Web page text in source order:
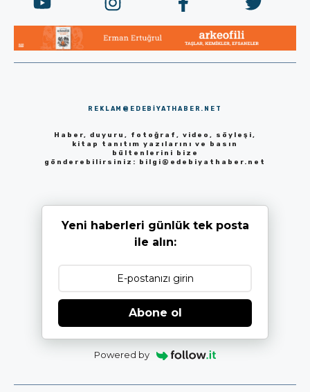
REKLAM@EDEBIYATHABER.NET
Haber, duyuru, fotoğraf, video, söyleşi,
kitap tanıtım yazılarını ve basın
bültenlerini bize
gönderebilirsiniz:
bilgi@edebiyathaber.net
Yeni haberleri günlük tek posta
ile alın:
Abone ol
Powered by